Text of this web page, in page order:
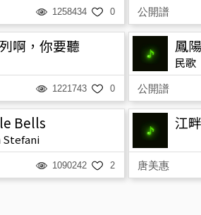
1258434 0 公開譜
啊，你要聽
1221743 0
鳳
民歌
公開譜
Bells
Stefani
1090242 2
江
唐美惠